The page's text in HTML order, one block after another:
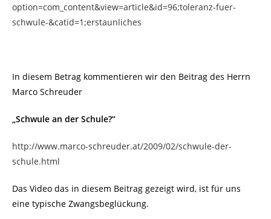
option=com_content&view=article&id=96;toleranz-fuer-
schwule-&catid=1;erstaunliches
In diesem Betrag kommentieren wir den Beitrag des Herrn
Marco Schreuder
„Schwule an der Schule?“
http://www.marco-schreuder.at/2009/02/schwule-der-
schule.html
Das Video das in diesem Beitrag gezeigt wird, ist für uns
eine typische Zwangsbeglückung.